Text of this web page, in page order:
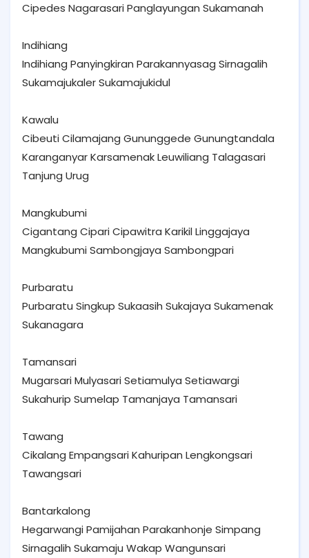
Cipedes Nagarasari Panglayungan Sukamanah
Indihiang
Indihiang Panyingkiran Parakannyasag Sirnagalih
Sukamajukaler Sukamajukidul
Kawalu
Cibeuti Cilamajang Gununggede Gunungtandala
Karanganyar Karsamenak Leuwiliang Talagasari
Tanjung Urug
Mangkubumi
Cigantang Cipari Cipawitra Karikil Linggajaya
Mangkubumi Sambongjaya Sambongpari
Purbaratu
Purbaratu Singkup Sukaasih Sukajaya Sukamenak
Sukanagara
Tamansari
Mugarsari Mulyasari Setiamulya Setiawargi
Sukahurip Sumelap Tamanjaya Tamansari
Tawang
Cikalang Empangsari Kahuripan Lengkongsari
Tawangsari
Bantarkalong
Hegarwangi Pamijahan Parakanhonje Simpang
Sirnagalih Sukamaju Wakap Wangunsari